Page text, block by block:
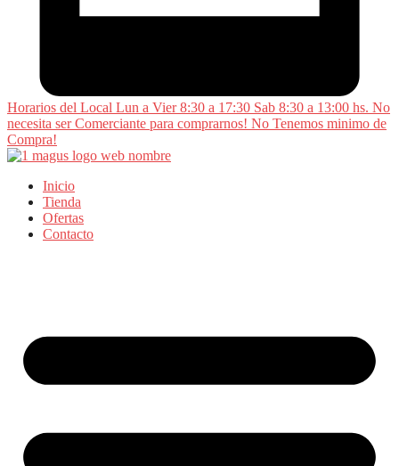
Horarios del Local Lun a Vier 8:30 a 17:30 Sab 8:30 a 13:00 hs. No
necesita ser Comerciante para comprarnos! No Tenemos minimo de
Compra!
Inicio
Tienda
Ofertas
Contacto